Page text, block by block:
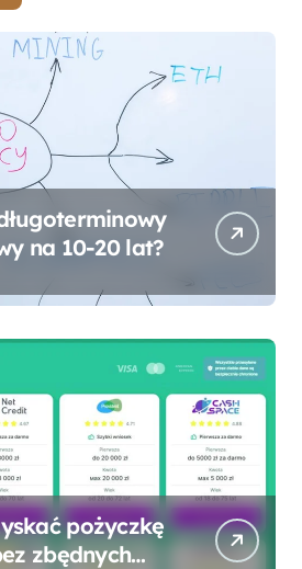
na 10-20 lat?
pożyczkę
zbędnych